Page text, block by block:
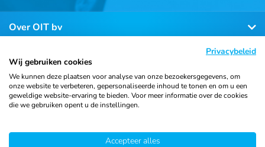
Over OIT bv
Klantenservice
Contact
Algemene voorwaarden
Privacybeleid
Wij gebruiken cookies
We kunnen deze plaatsen voor analyse van onze bezoekersgegevens, om
onze website te verbeteren, gepersonaliseerde inhoud te tonen en om u een
geweldige website-ervaring te bieden. Voor meer informatie over de cookies
die we gebruiken opent u de instellingen.
Accepteer alles